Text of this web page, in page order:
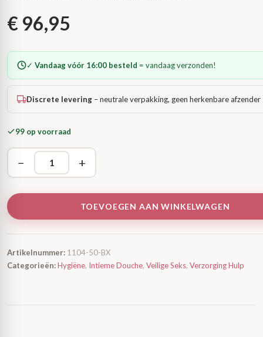
€ 96,95
✓ Vandaag vóór 16:00 besteld = vandaag verzonden!
Discrete levering – neutrale verpakking, geen herkenbare afzender
99 op voorraad
− +
TOEVOEGEN AAN WINKELWAGEN
Artikelnummer: 1104-50-BX
Categorieën:Hygiëne, Intieme Douche, Veilige Seks, Verzorging Hulp